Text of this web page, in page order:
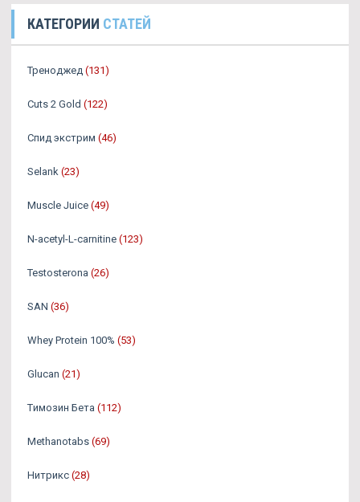
КАТЕГОРИИ СТАТЕЙ
Треноджед (131)
Cuts 2 Gold (122)
Спид экстрим (46)
Selank (23)
Muscle Juice (49)
N-acetyl-L-carnitine (123)
Testosterona (26)
SAN (36)
Whey Protein 100% (53)
Glucan (21)
Tимозин Бета (112)
Methanotabs (69)
Нитрикс (28)